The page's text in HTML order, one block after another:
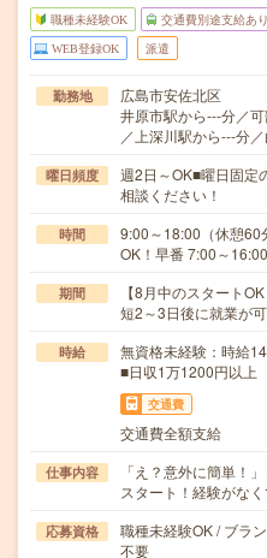
職種未経験OK 交通費別途支給あり
WEB登録OK 派遣
勤務地
広島市安佐北区
井原市駅から---分／
／上深川駅から---分
曜日頻度
週2日～OK■曜日固定
相談ください！
時間
9:00～18:00（休憩60
OK！早番 7:00～
期間
【8月中のスタート
短2～3日後に就業が可
時給
無資格未経験：時給
■日収1万1200円以上
交通費
交通費全額支給
仕事内容
「え？意外に簡単！
スタート！経験がな
応募資格
職種未経験OK / ブラ
不要